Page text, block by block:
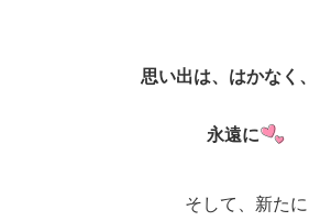
思い出は、はかなく
永遠に
そして、新たに